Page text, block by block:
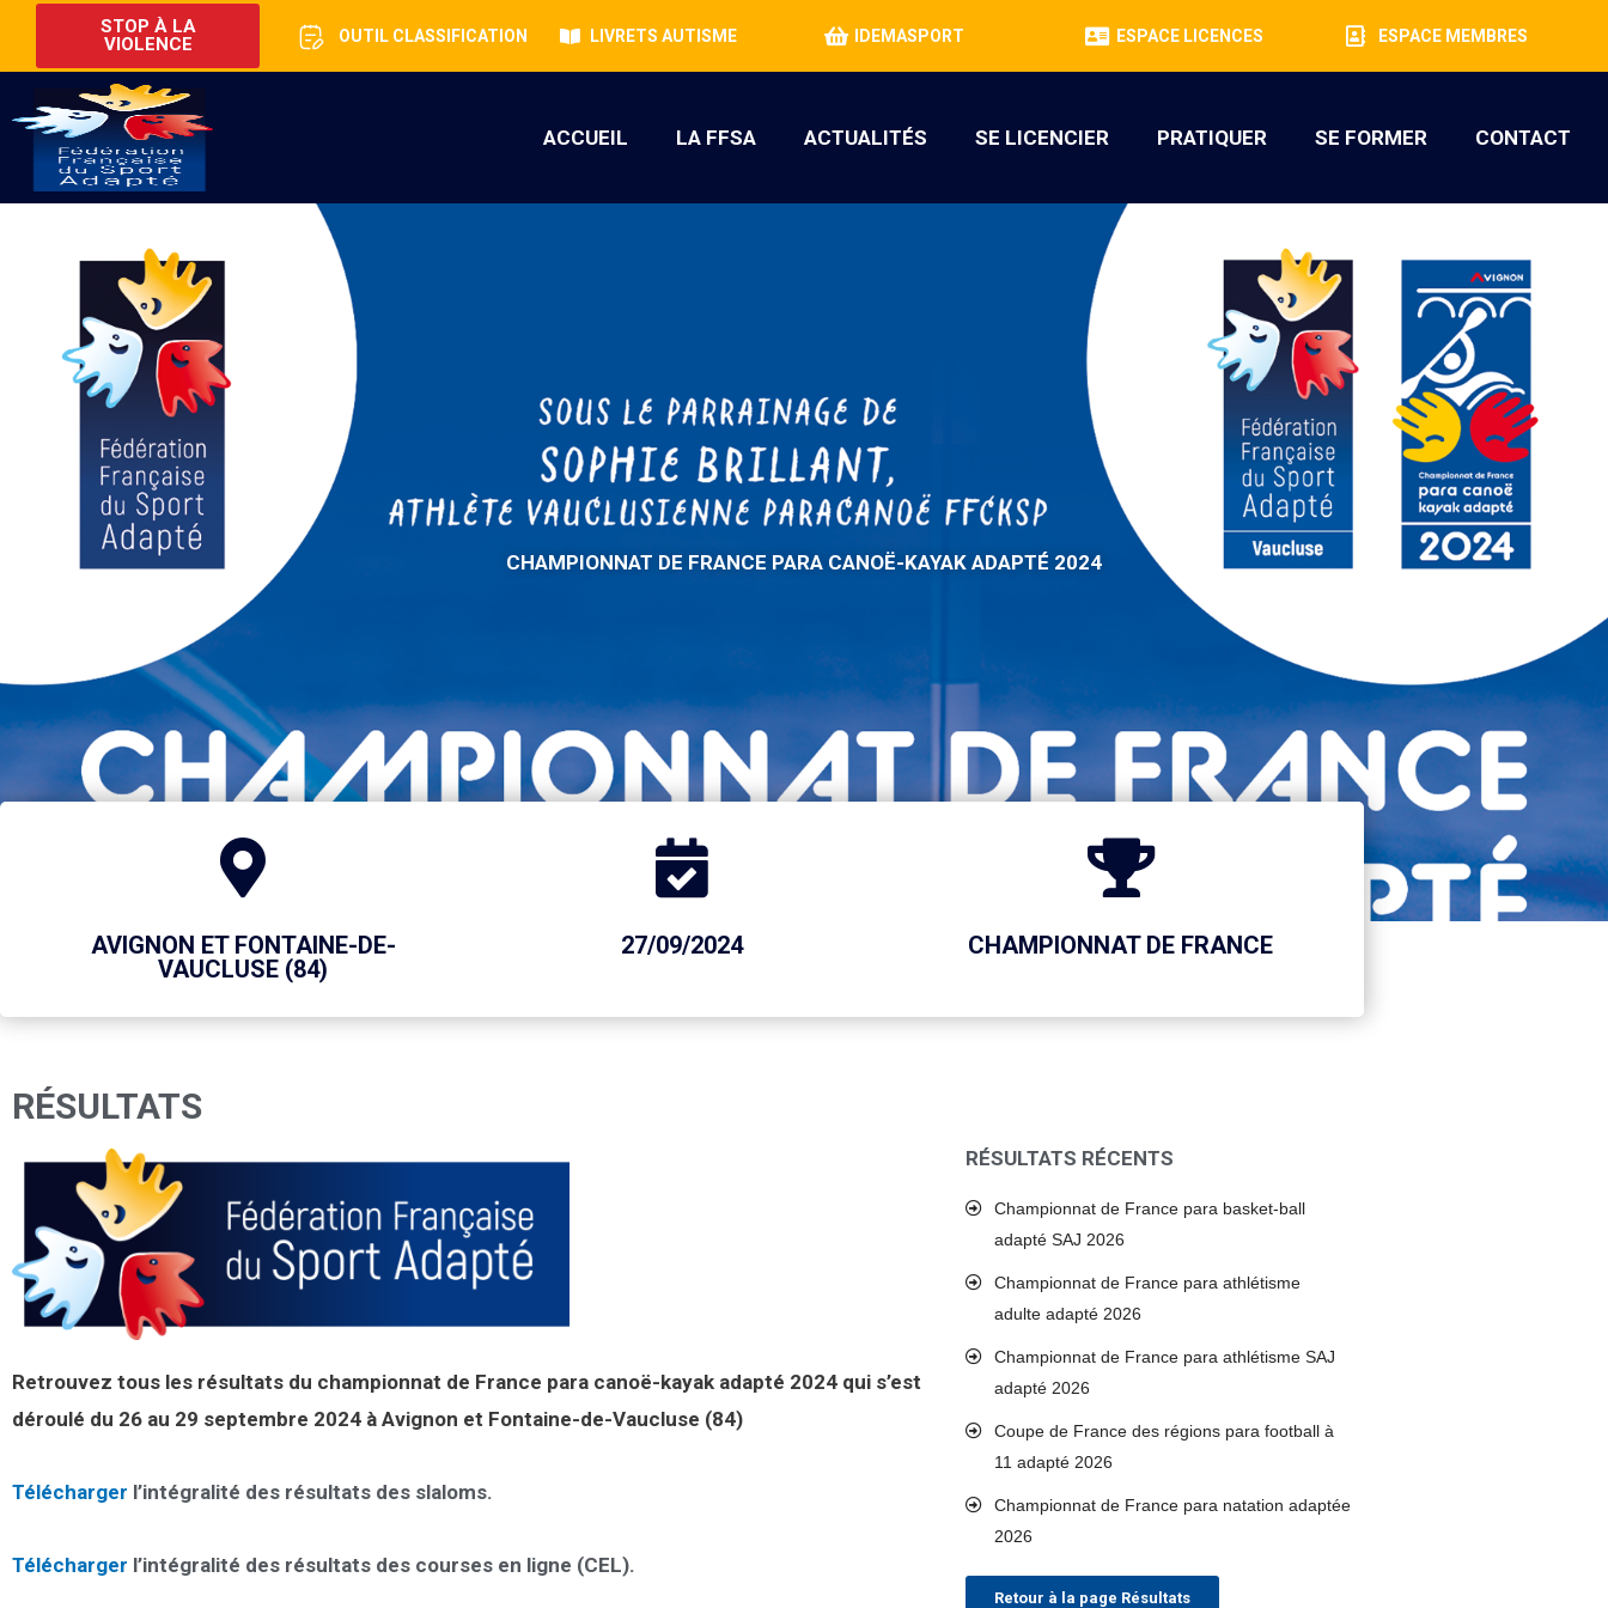
STOP À LA
VIOLENCE
OUTIL CLASSIFICATION LIVRETS AUTISME IDEMASPORT ESPACE LICENCES ESPACE MEMBRES
ACCUEIL LA FFSA ACTUALITÉS SE LICENCIER PRATIQUER SE FORMER CONTACT
CHAMPIONNAT DE FRANCE PARA CANOË-KAYAK ADAPTÉ 2024
AVIGNON ET FONTAINE-DE-
VAUCLUSE (84)
27/09/2024 CHAMPIONNAT DE FRANCE
RÉSULTATS
Retrouvez tous les résultats du championnat de France para canoë-kayak adapté 2024 qui s’est
déroulé du 26 au 29 septembre 2024 à Avignon et Fontaine-de-Vaucluse (84)
Télécharger l’intégralité des résultats des slaloms.
Télécharger l’intégralité des résultats des courses en ligne (CEL).
RÉSULTATS RÉCENTS
Championnat de France para basket-ball
adapté SAJ 2026
Championnat de France para athlétisme
adulte adapté 2026
Championnat de France para athlétisme SAJ
adapté 2026
Coupe de France des régions para football à
11 adapté 2026
Championnat de France para natation adaptée
2026
Retour à la page Résultats